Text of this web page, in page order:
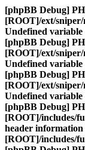
[phpBB Debug]
[ROOT]/ext/
Undefined variable
[phpBB Debug]
[ROOT]/ext/
Undefined variable
[phpBB Debug]
[ROOT]/ext/
Undefined variable
[phpBB Debug]
[ROOT]/includes/
header information
[ROOT]/includes/